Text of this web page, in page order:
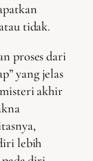
tidak.
proses dari
yang jelas
akhir
lebih